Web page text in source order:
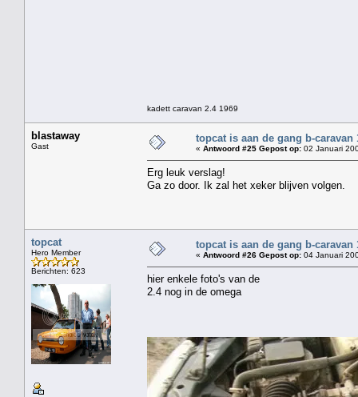
kadett caravan 2.4 1969
blastaway
Gast
topcat is aan de gang b-caravan
« Antwoord #25 Gepost op: 02 Januari
Erg leuk verslag!
Ga zo door. Ik zal het xeker blijven volgen.
topcat
Hero Member
Berichten: 623
topcat is aan de gang b-caravan
« Antwoord #26 Gepost op: 04 Januari
hier enkele foto's van de
2.4 nog in de omega